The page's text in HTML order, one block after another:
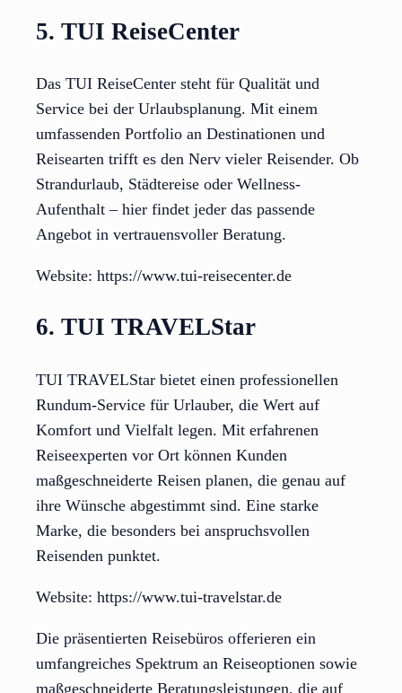
5. TUI ReiseCenter
Das TUI ReiseCenter steht für Qualität und
Service bei der Urlaubsplanung. Mit einem
umfassenden Portfolio an Destinationen und
Reisearten trifft es den Nerv vieler Reisender. Ob
Strandurlaub, Städtereise oder Wellness-
Aufenthalt – hier findet jeder das passende
Angebot in vertrauensvoller Beratung.
Website: https://www.tui-reisecenter.de
6. TUI TRAVELStar
TUI TRAVELStar bietet einen professionellen
Rundum-Service für Urlauber, die Wert auf
Komfort und Vielfalt legen. Mit erfahrenen
Reiseexperten vor Ort können Kunden
maßgeschneiderte Reisen planen, die genau auf
ihre Wünsche abgestimmt sind. Eine starke
Marke, die besonders bei anspruchsvollen
Reisenden punktet.
Website: https://www.tui-travelstar.de
Die präsentierten Reisebüros offerieren ein
umfangreiches Spektrum an Reiseoptionen sowie
maßgeschneiderte Beratungsleistungen, die auf